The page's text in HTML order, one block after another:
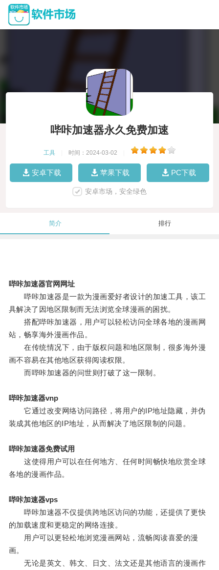
哔咔加速器永久免费加速
工具 时间：2024-03-02
安卓下载 苹果下载 PC下载
安卓市场，安全绿色
简介 排行
哔咔加速器官网网址
哔咔加速器是一款为漫画爱好者设计的加速工具，该工
具解决了因地区限制而无法浏览全球漫画的困扰。
搭配哔咔加速器，用户可以轻松访问全球各地的漫画网
站，畅享海外漫画作品。
在传统情况下，由于版权问题和地区限制，很多海外漫
画不容易在其他地区获得阅读权限。
而哔咔加速器的问世则打破了这一限制。
哔咔加速器vnp
它通过改变网络访问路径，将用户的IP地址隐藏，并伪
装成其他地区的IP地址，从而解决了地区限制的问题。
哔咔加速器免费试用
这使得用户可以在任何地方、任何时间畅快地欣赏全球
各地的漫画作品。
哔咔加速器vps
哔咔加速器不仅提供跨地区访问的功能，还提供了更快
的加载速度和更稳定的网络连接。
用户可以更轻松地浏览漫画网站，流畅阅读喜爱的漫
画。
无论是英文、韩文、日文、法文还是其他语言的漫画作